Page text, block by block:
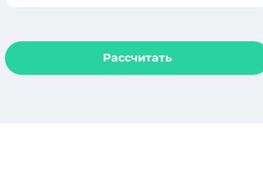
Рассчитать